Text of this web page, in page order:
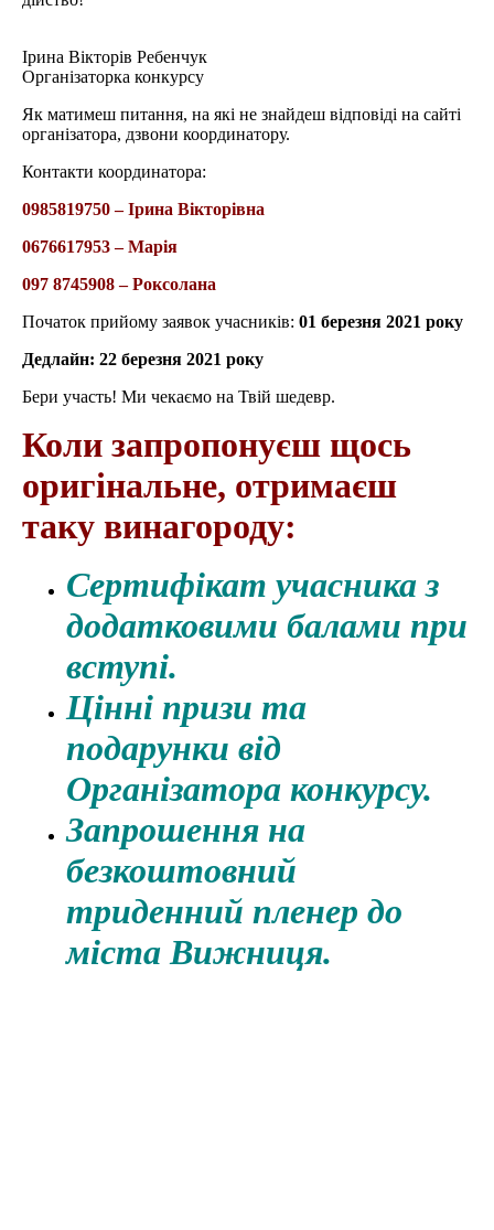
Ірина Вікторів Ребенчук
Організаторка конкурсу
Як матимеш питання, на які не знайдеш відповіді на сайті
організатора, дзвони координатору.
Контакти координатора:
0985819750 – Ірина Вікторівна
0676617953 – Марія
097 8745908 – Роксолана
Початок прийому заявок учасників: 01 березня 2021 року
Дедлайн: 22 березня 2021 року
Бери участь! Ми чекаємо на Твій шедевр.
Коли запропонуєш щось
оригінальне, отримаєш
таку винагороду:
Сертифікат учасника з
додатковими балами при
вступі.
Цінні призи та
подарунки від
Організатора конкурсу.
Запрошення на
безкоштовний
триденний пленер до
міста Вижниця.